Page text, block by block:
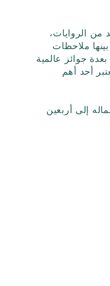
ولد سنة ١٩٧٥. له العديد من الروايات،
نشر أكثر من ٢٤ كتاب من بينها ملاحظات
جوائز عالمية
أحد أهم
إلى أربعين